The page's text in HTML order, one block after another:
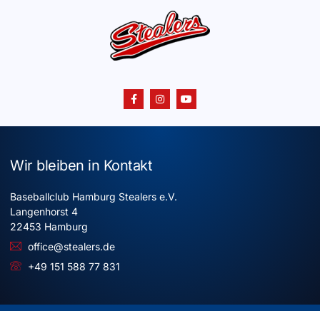
Wir bleiben in Kontakt
Baseballclub Hamburg Stealers e.V.
Langenhorst 4
22453 Hamburg
office@stealers.de
+49 151 588 77 831